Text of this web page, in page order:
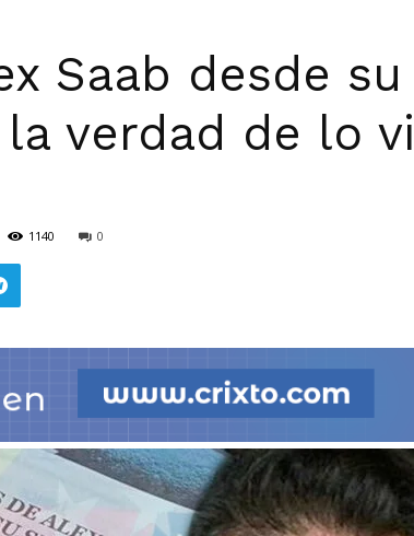
|
Ultima
Saab desde
verdad de lo
1140 0